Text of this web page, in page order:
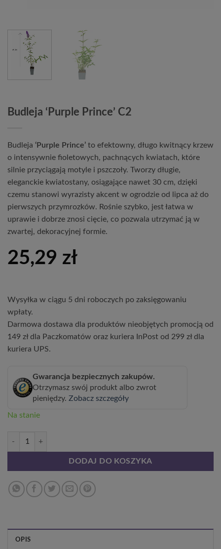
Budleja ‘Purple Prince’ C2
Budleja ‘Purple Prince’ to efektowny, długo kwitnący
o intensywnie fioletowych, pachnących kwiatach,
silnie przyciągają motyle i pszczoły. Tworzy
eleganckie kwiatostany, osiągające nawet 30 cm,
czemu stanowi wyrazisty akcent w ogrodzie od lipca aż
pierwszych przymrozków. Rośnie szybko, jest łatwa
uprawie i dobrze znosi cięcie, co pozwala utrzymać ją
zwartej, dekoracyjnej formie.
25,29 zł
Wysyłka w ciągu 5 dni roboczych po zaksięgowaniu
wpłaty.
Darmowa dostawa dla produktów nieobjętych promocją od
149 zł dla Paczkomatów oraz kuriera InPost od 299 zł dla
kuriera UPS.
Gwarancja bezpiecznych zakupów.
Otrzymasz swój produkt albo zwrot
pieniędzy. Zobacz szczegóły
Na stanie
ilość Budleja 'Purple Prince' C2
DODAJ DO KOSZYKA
OPIS